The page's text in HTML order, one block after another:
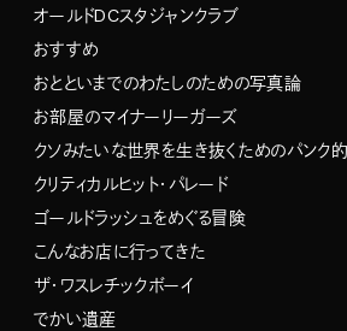
オールドDCスタジャンクラブ
おすすめ
おとといまでのわたしのための写真論
お部屋のマイナーリーガーズ
クソみたいな世界を生き抜くためのパンク
クリティカルヒット・パレード
ゴールドラッシュをめぐる冒険
こんなお店に行ってきた
ザ・ワスレチックボーイ
でかい遺産